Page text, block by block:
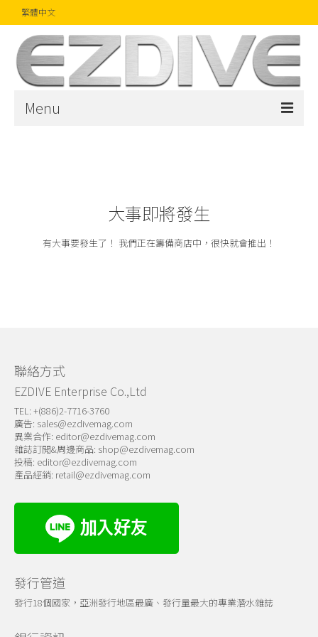
繁體中文
Menu
精品
大事即將發生
有大事要發生了！ 我們正在籌備商店中，很快就會推出！
聯絡方式
EZDIVE Enterprise Co.,Ltd
TEL: +(886)2-7716-3760
廣告: sales@ezdivemag.com
異業合作: editor@ezdivemag.com
雜誌訂閱&周邊商品: shop@ezdivemag.com
投稿: editor@ezdivemag.com
產品經銷: retail@ezdivemag.com
發行管道
發行18個國家，亞洲發行地區最廣、發行量最大的專業潛水雜誌